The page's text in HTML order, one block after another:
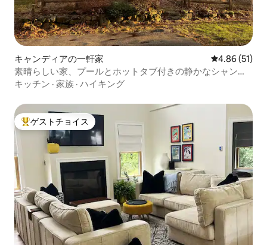
キャンディアの一軒家 レビュー51
4.86 (51)
素晴らしい家、プールとホットタブ付きの静かなシャング
リラ
キッチン · 家族 · ハイキング
大好評のゲストチョイスです。
ゲストチョイス